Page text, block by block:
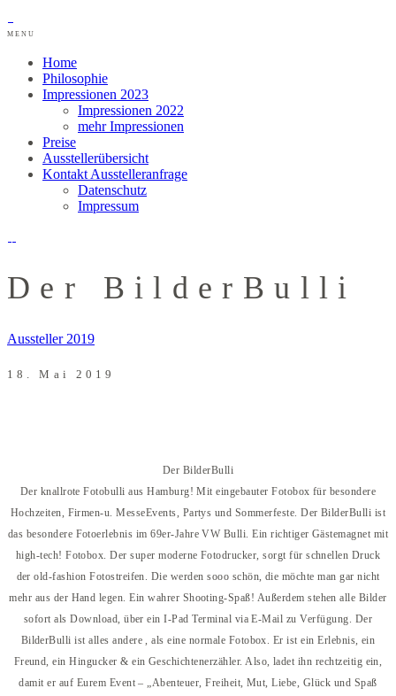
MENU
Home
Philosophie
Impressionen 2023
Impressionen 2022
mehr Impressionen
Preise
Ausstellerübersicht
Kontakt Ausstelleranfrage
Datenschutz
Impressum
Der BilderBulli
Aussteller 2019
18. Mai 2019
Der BilderBulli
Der knallrote Fotobulli aus Hamburg! Mit eingebauter Fotobox für besondere
Hochzeiten, Firmen-u. MesseEvents, Partys und Sommerfeste. Der BilderBulli ist
das besondere Fotoerlebnis im 69er-Jahre VW Bulli. Ein richtiger Gästemagnet mit
high-tech! Fotobox. Der super moderne Fotodrucker, sorgt für schnellen Druck
der old-fashion Fotostreifen. Die werden sooo schön, die möchte man gar nicht
mehr aus der Hand legen. Ein wahrer Shooting-Spaß! Außerdem stehen alle Bilder
sofort als Download, über ein I-Pad Terminal via E-Mail zu Verfügung. Der
BilderBulli ist alles andere , als eine normale Fotobox. Er ist ein Erlebnis, ein
Freund, ein Hingucker & ein Geschichtenerzähler. Also, ladet ihn rechtzeitig ein,
damit er auf Eurem Event – „Abenteuer, Freiheit, Mut, Liebe, Glück und Spaß